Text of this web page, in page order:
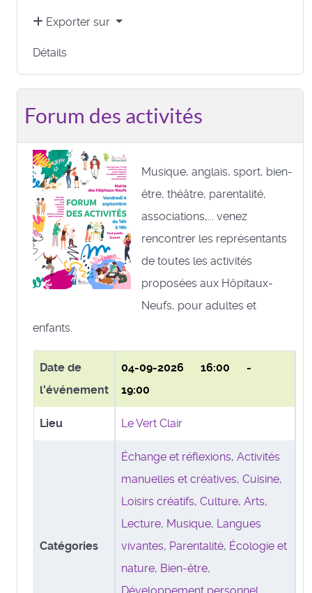
Exporter sur
Détails
Forum des activités
Musique, anglais, sport, bien-
être, théâtre, parentalité,
associations,... venez
rencontrer les représentants
de toutes les activités
proposées aux Hôpitaux-
Neufs, pour adultes et
enfants.
Date de
l'événement
04-09-2026 16:00 -
19:00
Lieu Le Vert Clair
Catégories
Échange et réflexions, Activités
manuelles et créatives, Cuisine,
Loisirs créatifs, Culture, Arts,
Lecture, Musique, Langues
vivantes, Parentalité, Écologie et
nature, Bien-être,